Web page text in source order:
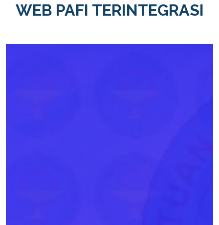
WEB PAFI TERINTEGRASI